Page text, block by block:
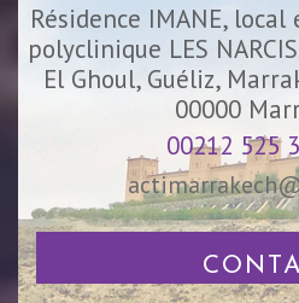
Résidence IMANE,
polyclinique LES
El Ghoul, Guéliz,
00000
00212 525